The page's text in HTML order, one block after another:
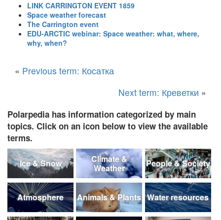
LINK CARRINGTON EVENT 1859
Space weather forecast
The Carrington event
EDU-ARCTIC webinar: Space weather: what, where,
why, when?
« Previous term: Косатка
Next term: Креветки »
Polarpedia has information categorized by main
topics. Click on an icon below to view the available
terms.
Ice & Snow
Climate &
Weather
People & Society
Atmosphere Animals & Plants Water resources